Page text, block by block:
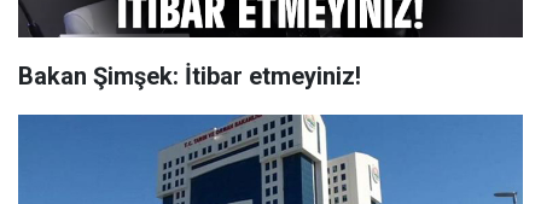
Bakan Şimşek: İtibar etmeyiniz!